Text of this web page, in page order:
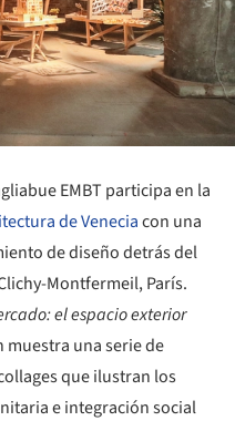
EMBT participa en la
de Veneciacon una
de diseño detrás del
Montfermeil, París.
el espacio exterior
muestra una serie de
que ilustran los
e integración social